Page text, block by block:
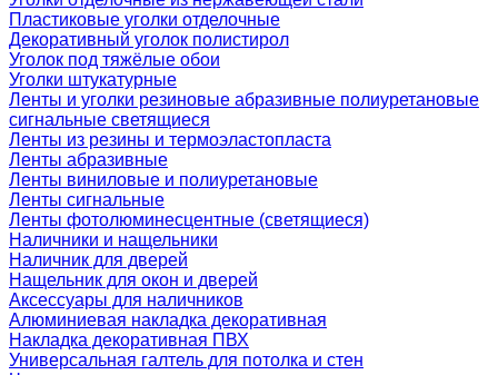
Пластиковые уголки отделочные
Декоративный уголок полистирол
Уголок под тяжёлые обои
Уголки штукатурные
Ленты и уголки резиновые абразивные полиуретановые
сигнальные светящиеся
Ленты из резины и термоэластопласта
Ленты абразивные
Ленты виниловые и полиуретановые
Ленты сигнальные
Ленты фотолюминесцентные (светящиеся)
Наличники и нащельники
Наличник для дверей
Нащельник для окон и дверей
Аксессуары для наличников
Алюминиевая накладка декоративная
Накладка декоративная ПВХ
Универсальная галтель для потолка и стен